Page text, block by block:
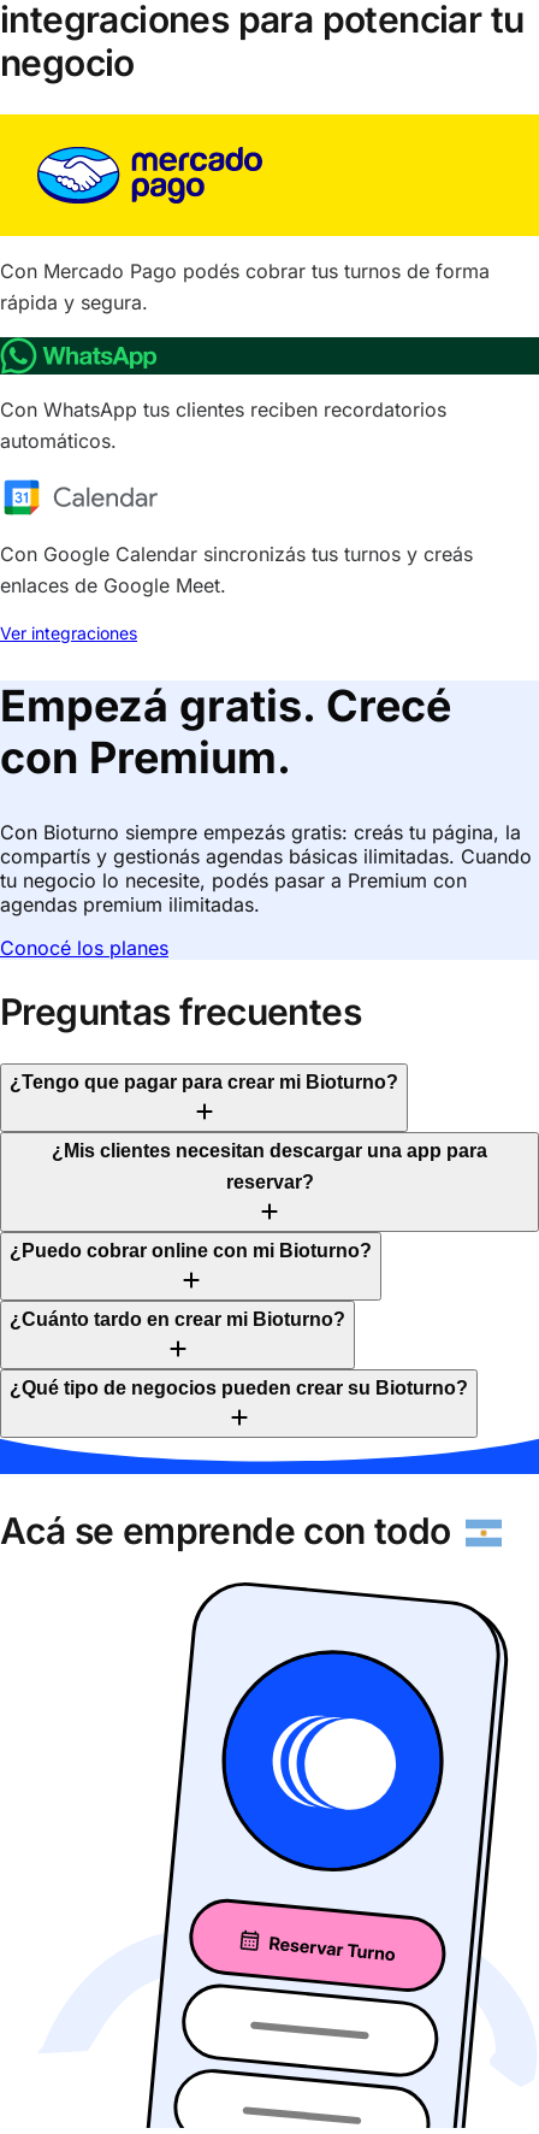
integraciones para potenciar tu
negocio
Con Mercado Pago podés cobrar tus turnos de forma
rápida y segura.
Con WhatsApp tus clientes reciben recordatorios
automáticos.
Con Google Calendar sincronizás tus turnos y creás
enlaces de Google Meet.
Ver integraciones
Empezá gratis. Crecé
con Premium.
Con Bioturno siempre empezás gratis: creás tu página, la
compartís y gestionás agendas básicas ilimitadas. Cuando
tu negocio lo necesite, podés pasar a Premium con
agendas premium ilimitadas.
Conocé los planes
Preguntas frecuentes
¿Tengo que pagar para crear mi Bioturno?
¿Mis clientes necesitan descargar una app para
reservar?
¿Puedo cobrar online con mi Bioturno?
¿Cuánto tardo en crear mi Bioturno?
¿Qué tipo de negocios pueden crear su Bioturno?
Acá se emprende con todo